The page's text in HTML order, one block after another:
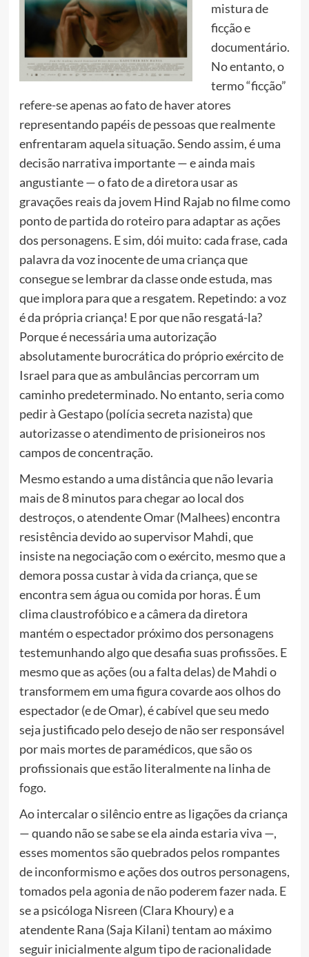
mistura de
ficção e
documentário.
No entanto, o
termo “ficção”
refere-se apenas ao fato de haver atores
representando papéis de pessoas que realmente
enfrentaram aquela situação. Sendo assim, é uma
decisão narrativa importante — e ainda mais
angustiante — o fato de a diretora usar as
gravações reais da jovem Hind Rajab no filme como
ponto de partida do roteiro para adaptar as ações
dos personagens. E sim, dói muito: cada frase, cada
palavra da voz inocente de uma criança que
consegue se lembrar da classe onde estuda, mas
que implora para que a resgatem. Repetindo: a voz
é da própria criança! E por que não resgatá-la?
Porque é necessária uma autorização
absolutamente burocrática do próprio exército de
Israel para que as ambulâncias percorram um
caminho predeterminado. No entanto, seria como
pedir à Gestapo (polícia secreta nazista) que
autorizasse o atendimento de prisioneiros nos
campos de concentração.
Mesmo estando a uma distância que não levaria
mais de 8 minutos para chegar ao local dos
destroços, o atendente Omar (Malhees) encontra
resistência devido ao supervisor Mahdi, que
insiste na negociação com o exército, mesmo que a
demora possa custar à vida da criança, que se
encontra sem água ou comida por horas. É um
clima claustrofóbico e a câmera da diretora
mantém o espectador próximo dos personagens
testemunhando algo que desafia suas profissões. E
mesmo que as ações (ou a falta delas) de Mahdi o
transformem em uma figura covarde aos olhos do
espectador (e de Omar), é cabível que seu medo
seja justificado pelo desejo de não ser responsável
por mais mortes de paramédicos, que são os
profissionais que estão literalmente na linha de
fogo.
Ao intercalar o silêncio entre as ligações da criança
— quando não se sabe se ela ainda estaria viva —,
esses momentos são quebrados pelos rompantes
de inconformismo e ações dos outros personagens,
tomados pela agonia de não poderem fazer nada. E
se a psicóloga Nisreen (Clara Khoury) e a
atendente Rana (Saja Kilani) tentam ao máximo
seguir inicialmente algum tipo de racionalidade